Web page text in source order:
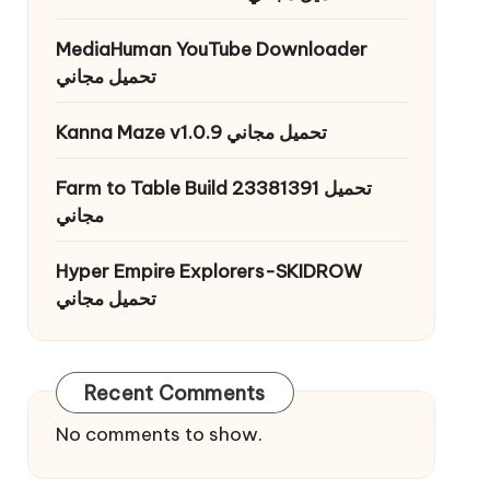
MediaHuman YouTube Downloader
تحميل مجاني
Kanna Maze v1.0.9 تحميل مجاني
Farm to Table Build 23381391 تحميل
مجاني
Hyper Empire Explorers-SKIDROW
تحميل مجاني
Recent Comments
No comments to show.